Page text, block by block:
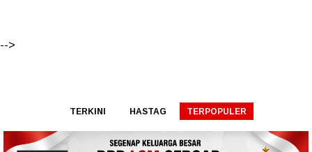
-->
TERKINI HASTAG TERPOPULER